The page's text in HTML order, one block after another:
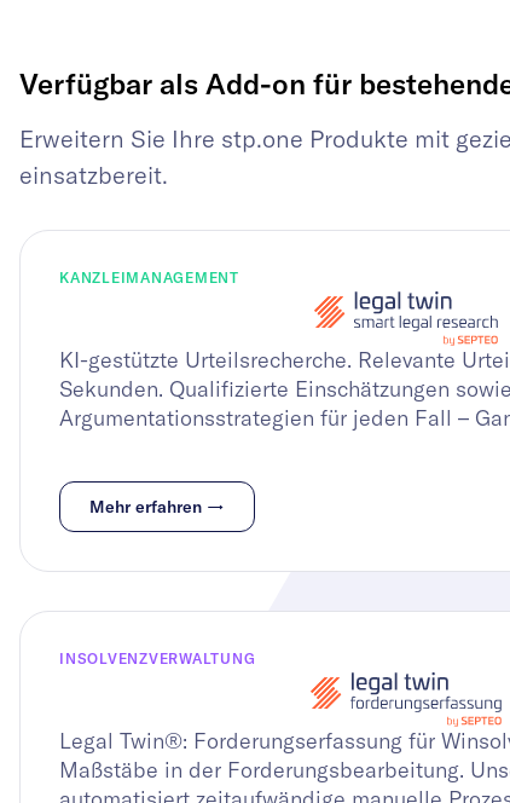
Verfügbar als Add-on für
Erweitern Sie Ihre stp.one Produkte mit
einsatzbereit.
KANZLEIMANAGEMENT
KI-gestützte Urteilsrecherche. Relevante
Sekunden. Qualifizierte Einschätzungen
Argumentationsstrategien für jeden Fall –
Mehr erfahren →
INSOLVENZVERWALTUNG
Legal Twin®: Forderungserfassung für
Maßstäbe in der Forderungsbearbeitung.